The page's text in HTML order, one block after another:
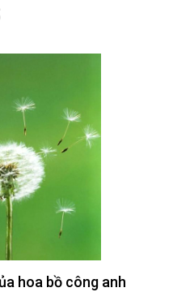
hoa bồ công anh